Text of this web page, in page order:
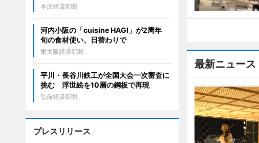
最新ニュース
本庄経済新聞
河内小阪の「cuisine HAGI」が2周年
旬の食材使い、日替わりで
東大阪経済新聞
平川・長谷川鉄工が全国大会一次審査に
挑む 浮世絵を10層の鋼板で再現
弘前経済新聞
プレスリリース